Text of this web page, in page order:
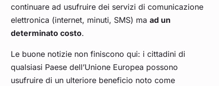
continuare ad usufruire dei servizi di comunicazione
elettronica (internet, minuti, SMS) maad un
determinato costo.
Le buone notizie non finiscono qui: i cittadini di
qualsiasi Paese dell’Unione Europea possono
usufruire di un ulteriore beneficio noto come